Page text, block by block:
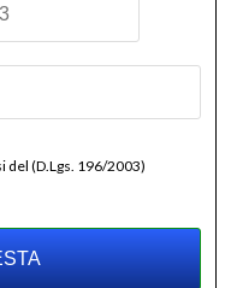
del (D.Lgs. 196/2003)